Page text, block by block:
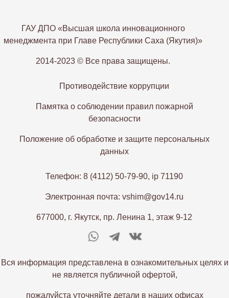
ГАУ ДПО «Высшая школа инновационного
менеджмента при Главе Республики Саха (Якутия)»
2014-2023 © Все права защищены.
Противодействие коррупции
Памятка о соблюдении правил пожарной
безопасности
Положение об обработке и защите персональных
данных
Телефон: 8 (4112) 50-79-90, ip 71190
Электронная почта: vshim@gov14.ru
677000, г. Якутск, пр. Ленина 1, этаж 9-12
Вся информация представлена в ознакомительных целях и
не является публичной офертой,
пожалуйста уточняйте детали в наших офисах